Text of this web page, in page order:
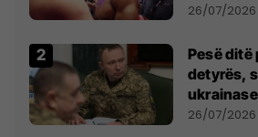
26/07/2026
Pesë ditë
detyrës,
kontroll të
26/07/2026